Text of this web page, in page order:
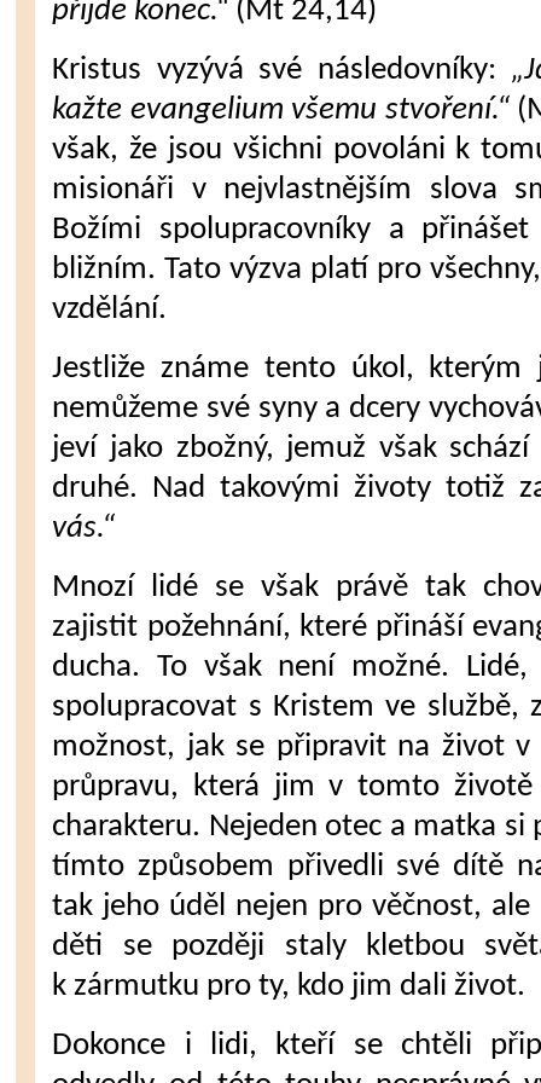
přijde konec.“ (Mt 24,14)
Kristus vyzývá své následovníky:
kažte evangelium všemu stvoření.“
však, že jsou všichni povoláni k
misionáři v nejvlastnějším slova
Božími spolupracovníky a
bližním. Tato výzva platí pro
vzdělání.
Jestliže známe tento úkol, kterým
nemůžeme své syny a dcery
jeví jako zbožný, jemuž však
druhé. Nad takovými životy totiž
vás.“
Mnozí lidé se však právě tak
zajistit požehnání, které přináší
ducha. To však není možné.
spolupracovat s Kristem ve službě,
možnost, jak se připravit na život
průpravu, která jim v tomto
charakteru. Nejeden otec a matka si
tímto způsobem přivedli své dítě
tak jeho úděl nejen pro věčnost,
děti se později staly kletbou
k zármutku pro ty, kdo jim dali život.
Dokonce i lidi, kteří se chtěli